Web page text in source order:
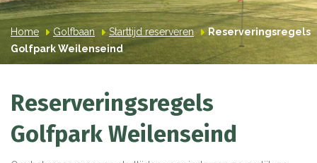
Home Golfbaan Starttijd reserveren
Reserveringsregels
Golfpark Weilenseind
Reserveringsregels
Golfpark Weilenseind